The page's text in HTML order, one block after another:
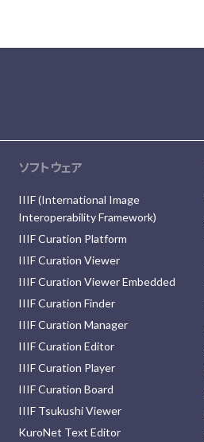
ソフトウェア
IIIF (International Image
Interoperability Framework)
IIIF Curation Platform
IIIF Curation Viewer
IIIF Curation Viewer Embedded
IIIF Curation Finder
IIIF Curation Manager
IIIF Curation Editor
IIIF Curation Player
IIIF Curation Board
IIIF Tsukushi Viewer
KuroNet Text Editor